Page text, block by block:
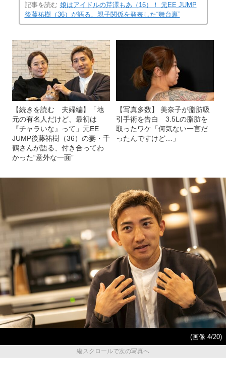
記事を読む 娘はアイドルの芹澤もあ（16）！ 元EE JUMP
後藤祐樹（36）が語る、親子関係を発表した“舞台裏”
【続きを読む 夫婦編】「地
元の有名人だけど、最初は
『チャラいな』って」元EE
JUMP後藤祐樹（36）の妻・千
鶴さんが語る、付き合ってわ
かった“意外な一面”
【写真多数】 美奈子が脂肪吸
引手術を告白 3.5Lの脂肪を
取ったワケ「何気ない一言だ
ったんですけど…」
(画像 4/20)
縦スクロールで次の写真へ